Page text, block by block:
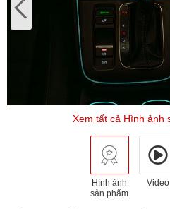
Xem tất cả Hình ảnh
Hình ảnh
sản phẩm
Video